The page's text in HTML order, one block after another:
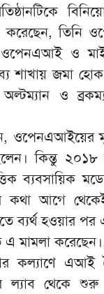
করেছেন,
ওপেনএআই ও
শাখায় জমা
ও
ওপেনএআইয়ের
কিন্তু ২০১৮
ব্যবসায়িক
কথা আগে
ব্যর্থ হওয়ার পর
মামলা
কল্যাণে এআই
ল্যাব থেকে শুরু